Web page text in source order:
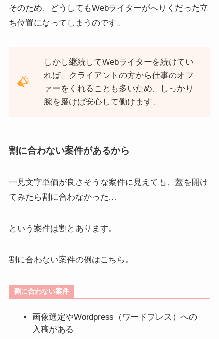
そのため、どうしてもWebライターがへりくだった立
ち位置になってしまうのです。
しかし継続してWebライターを続けてい
れば、クライアントの方から仕事のオフ
ァーをくれることも多いため、しっかり
腕を磨けば安心して働けます。
割に合わない案件があるから
一見文字単価が良さそうな案件に見えても、蓋を開け
てみたら割に合わなかった…
という案件は割とあります。
割に合わない案件の例はこちら。
割に合わない案件
画像選定やWordpress（ワードプレス）への
入稿がある